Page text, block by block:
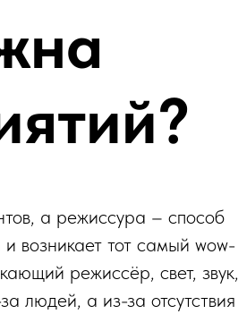
а режиссура – способ
возникает тот самый wow-
режиссёр, свет, звук,
людей, а из-за отсутствия